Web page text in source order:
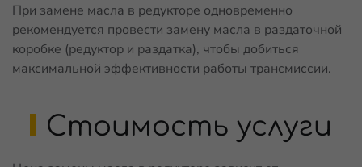
При замене масла в редукторе одновременно
рекомендуется провести замену масла в раздаточной
коробке (редуктор и раздатка), чтобы добиться
максимальной эффективности работы трансмиссии.
Стоимость услуги